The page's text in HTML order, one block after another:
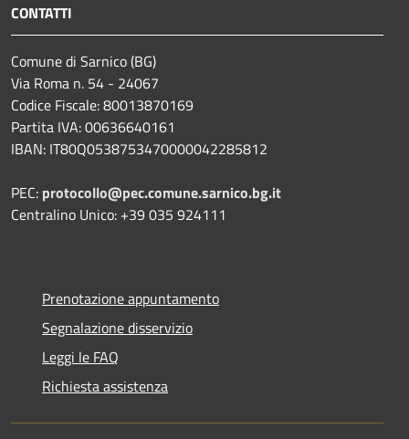
CONTATTI
Comune di Sarnico (BG)
Via Roma n. 54 - 24067
Codice Fiscale: 80013870169
Partita IVA: 00636640161
IBAN: IT80Q0538753470000042285812
PEC: protocollo@pec.comune.sarnico.bg.it
Centralino Unico: +39 035 924111
Prenotazione appuntamento
Segnalazione disservizio
Leggi le FAQ
Richiesta assistenza